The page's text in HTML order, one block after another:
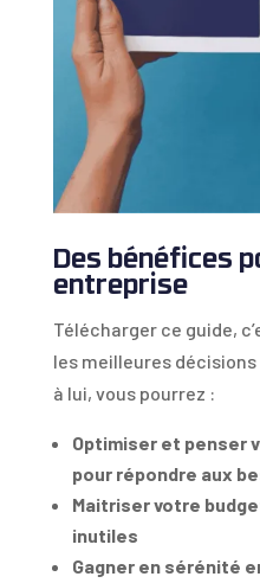
Des bénéfices
entreprise
Télécharger ce guide,
les meilleures
à lui, vous pourrez :
Optimiser et penser
pour répondre aux
Maitriser votre
inutiles
Gagner en sérénité